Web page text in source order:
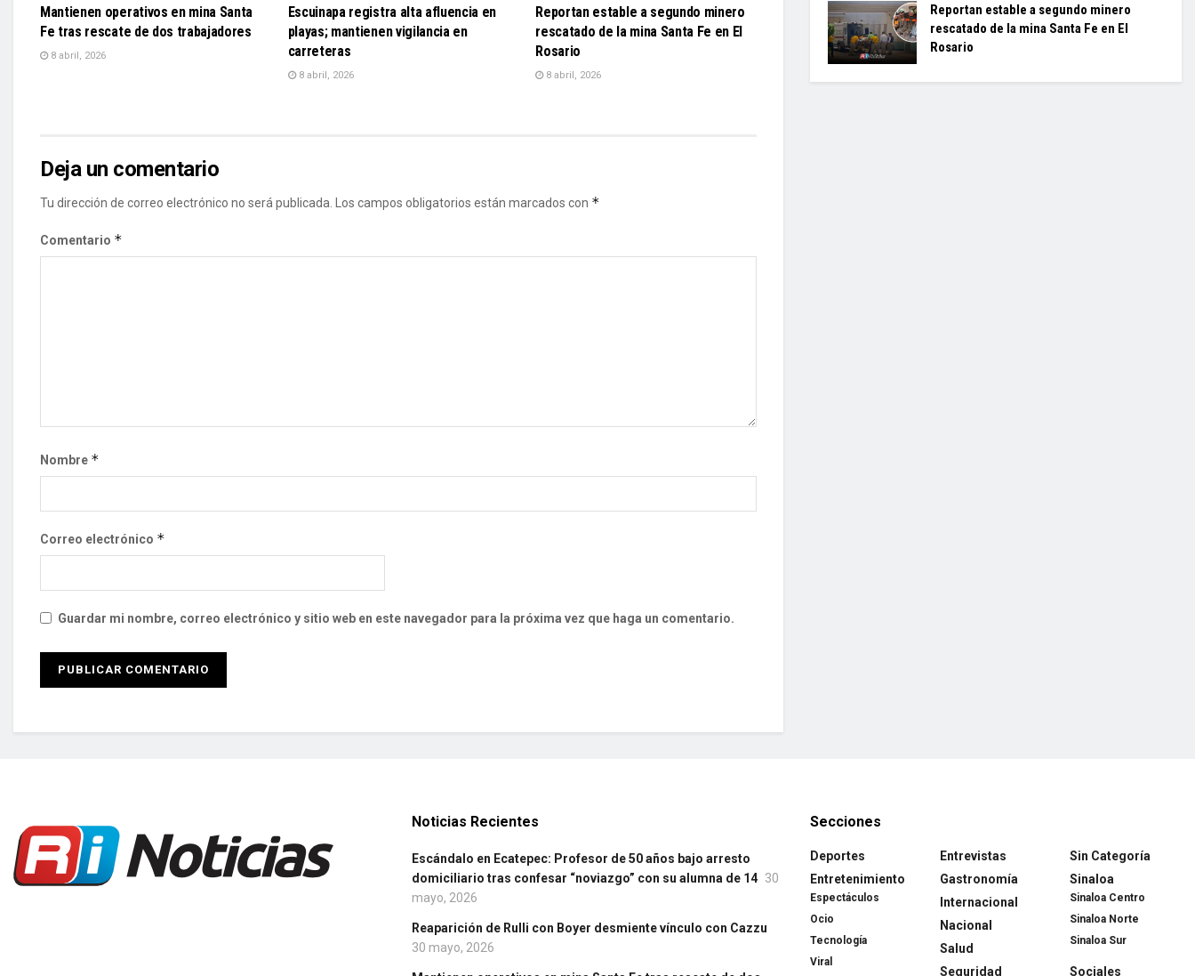
Mantienen operativos en mina Santa
Fe tras rescate de dos trabajadores
8 abril, 2026
Escuinapa registra alta afluencia en
playas; mantienen vigilancia en
carreteras
8 abril, 2026
Reportan estable a segundo minero
rescatado de la mina Santa Fe en El
Rosario
8 abril, 2026
Deja un comentario
Tu dirección de correo electrónico no será publicada. Los campos obligatorios están marcados con *
Comentario *
Nombre *
Correo electrónico *
Guardar mi nombre, correo electrónico y sitio web en este navegador para la próxima vez que haga un comentario.
Reportan estable a segundo minero
rescatado de la mina Santa Fe en El
Rosario
Noticias Recientes
Escándalo en Ecatepec: Profesor de 50 años bajo arresto
domiciliario tras confesar “noviazgo” con su alumna de 14 30
mayo, 2026
Reaparición de Rulli con Boyer desmiente vínculo con Cazzu
30 mayo, 2026
Secciones
Deportes
Entretenimiento
Espectáculos
Ocio
Tecnología
Viral
Entrevistas
Gastronomía
Internacional
Nacional
Salud
Seguridad
Sin Categoría
Sinaloa
Sinaloa Centro
Sinaloa Norte
Sinaloa Sur
Sociales